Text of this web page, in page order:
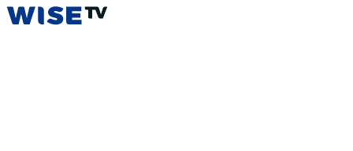
Wise TV